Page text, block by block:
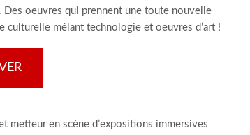
. Des oeuvres qui prennent une toute nouvelle
culturelle mêlant technologie et oeuvres d’art !
metteur en scène d’expositions immersives